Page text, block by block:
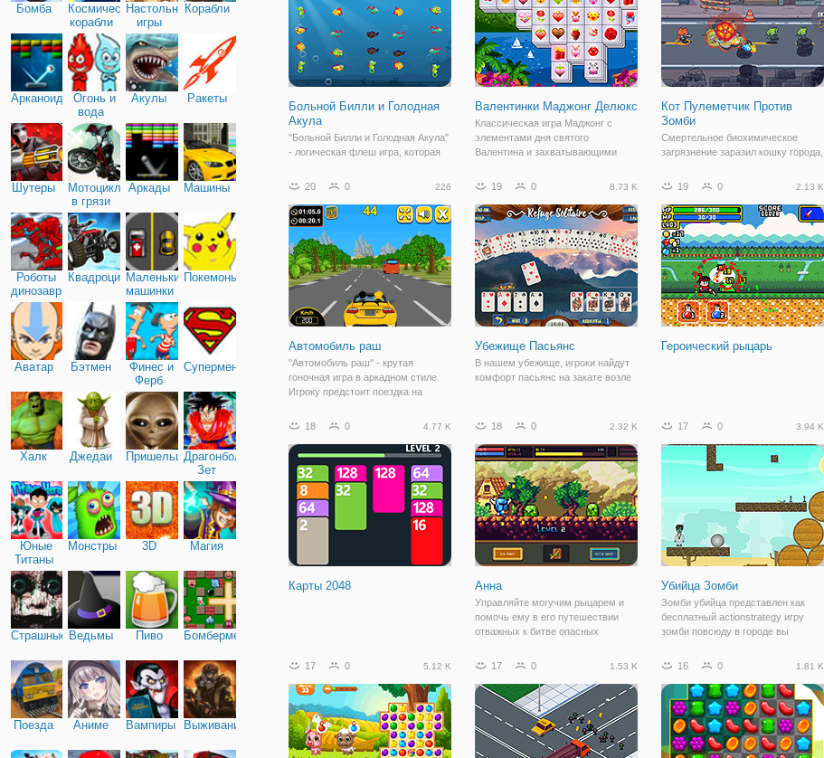
Бомба
Космические
корабли
Настольные
игры
Корабли
Арканоид
Огонь и
вода
Акулы Ракеты
Шутеры
Мотоциклы
в грязи
Аркады Машины
Роботы
динозавры
КвадроциклыМаленькие
машинки
Покемоны
Аватар Бэтмен
Финес и
Ферб
Супермен
Халк Джедаи ПришельцыДрагонболл
Зет
Юные
Титаны
Монстры 3D Магия
Страшные Ведьмы Пиво Бомбермен
Поезда Аниме Вампиры Выживание
Больной Билли и Голодная
Акула
"Больной Билли и Голодная Акула"
- логическая флеш игра, которая
навыки и заодно, насколько вы
мир, где на игровом поле
представлены самые разные виды
рыб.
Валентинки Маджонг Делюкс
Классическая игра Маджонг с
элементами дня святого
Валентина и захватывающими
плитки попарно, чтобы собрать
Кот Пулеметчик Против
Зомби
Смертельное биохимическое
загрязнение заразил кошку города,
становятся зомби-кошек и котов-
чтобы защитить Город кошек,
ученые называют командой
агентов,
20 0 226
Автомобиль раш
"Автомобиль раш" - крутая
гоночная игра в аркадном стиле.
Игроку предстоит поездка на
долинам на полной скорости. Вас
гонщика, но она также любит
скорость и драйв,
19 0 8.73 K
Убежище Пасьянс
В нашем убежище, игроки найдут
комфорт пасьянс на закате возле
19 0 2.13 K
Героический рыцарь
18 0 4.77 K
Карты 2048
18 0 2.32 K
Анна
Управляйте могучим рыцарем и
помочь ему в его путешествии
отважных к битве опасных
приключенческая игра.
17 0 3.94 K
Убийца Зомби
Зомби убийца представлен как
бесплатный actionstrategy игру
зомби повсюду в городе вы
возможно, как вы можете сделать
апокалипсисе и есть уровни,
которые
17 0 5.12 K 17 0 1.53 K 16 0 1.81 K